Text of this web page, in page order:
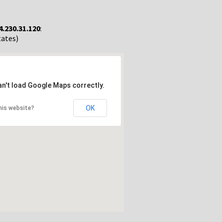
:
load Google Maps correctly.
website? OK